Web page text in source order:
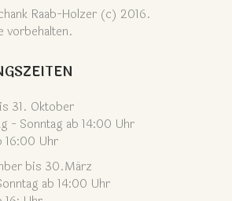
Raab-Holzer (c) 2016.
vorbehalten.
31. Oktober
- Sonntag ab 14:00 Uhr
16:00 Uhr
bis 30.März
ab 14:00 Uhr